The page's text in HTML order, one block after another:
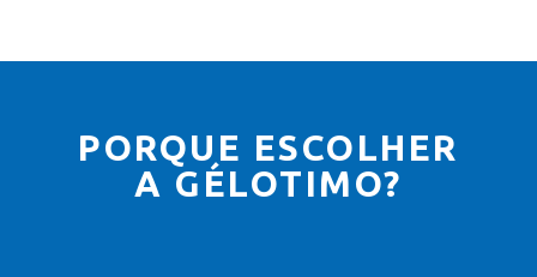
PORQUE ESCOLHER
A GÉLOTIMO?